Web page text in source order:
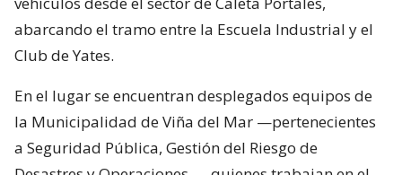
abarcando el tramo entre la Escuela Industrial y el
Club de Yates.
En el lugar se encuentran desplegados equipos de
la Municipalidad de Viña del Mar —pertenecientes
a Seguridad Pública, Gestión del Riesgo de